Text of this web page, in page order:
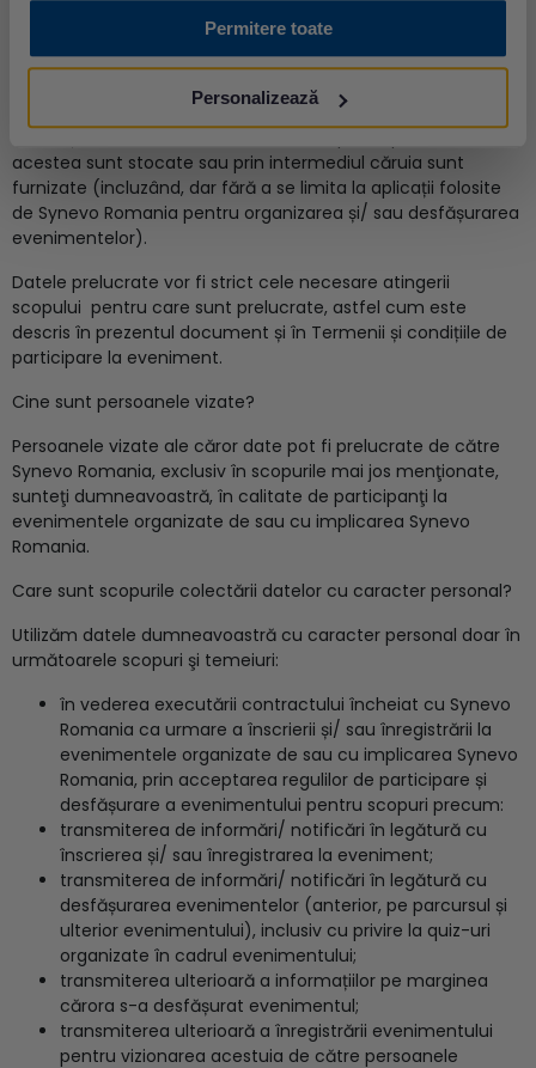
Permitere toate
Personalizează
evenimentului virtual (în care dumneavoastră sunteți
identificat/ă în mod specific), (iv) date cu caracter personal
colectate în vederea asigurării securității datelor: adresa IP,
precum și orice alte date cu caracter personal pe care ni le
acestea sunt stocate sau prin intermediul căruia sunt
furnizate (incluzând, dar fără a se limita la aplicații folosite
de Synevo Romania pentru organizarea și/ sau desfășurarea
evenimentelor).
Datele prelucrate vor fi strict cele necesare atingerii
scopului pentru care sunt prelucrate, astfel cum este
descris în prezentul document și în Termenii și condițiile de
participare la eveniment.
Cine sunt persoanele vizate?
Persoanele vizate ale căror date pot fi prelucrate de către
Synevo Romania, exclusiv în scopurile mai jos menţionate,
sunteţi dumneavoastră, în calitate de participanţi la
evenimentele organizate de sau cu implicarea Synevo
Romania.
Care sunt scopurile colectării datelor cu caracter personal?
Utilizăm datele dumneavoastră cu caracter personal doar în
următoarele scopuri şi temeiuri:
în vederea executării contractului încheiat cu Synevo
Romania ca urmare a înscrierii și/ sau înregistrării la
evenimentele organizate de sau cu implicarea Synevo
Romania, prin acceptarea regulilor de participare și
desfășurare a evenimentului pentru scopuri precum:
transmiterea de informări/ notificări în legătură cu
înscrierea și/ sau înregistrarea la eveniment;
transmiterea de informări/ notificări în legătură cu
desfășurarea evenimentelor (anterior, pe parcursul și
ulterior evenimentului), inclusiv cu privire la quiz-uri
organizate în cadrul evenimentului;
transmiterea ulterioară a informațiilor pe marginea
cărora s-a desfășurat evenimentul;
transmiterea ulterioară a înregistrării evenimentului
pentru vizionarea acestuia de către persoanele